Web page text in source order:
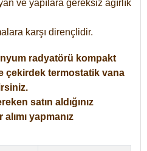
ve yapılara gereksiz ağırlık
karşı dirençlidir.
radyatörü kompakt
çekirdek termostatik vana
satın aldığınız
yapmanız